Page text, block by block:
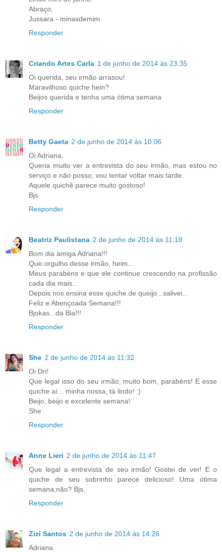
Abraço,
Jussara - minasdemim
Responder
Criando Artes Carla 1 de junho de 2014 às 23:35
Oi querida, seu irmão arrasou!
Maravilhoso quiche hein?
Beijos querida e tenha uma ótima semana
Responder
Betty Gaeta 2 de junho de 2014 às 10:06
Oi Adriana,
Queria muito ver a entrevista do seu irmão, mas estou no
serviço e não posso, vou tentar voltar mais tarde.
Aquele quichê parece muito gostoso!
Bjs
Responder
Beatriz Paulistana 2 de junho de 2014 às 11:18
Bom dia amiga Adriana!!!
Que orgulho desse irmão, heim...
Meus parabéns e que ele continue crescendo na profissão
cada dia mais...
Depois nos ensina esse quiche de queijo...salivei...
Feliz e Abençoada Semana!!!
Bjokas...da Bia!!!
Responder
She 2 de junho de 2014 às 11:32
Oi Dri!
Que legal isso do seu irmão, muito bom, parabéns! E esse
quiche aí... minha nossa, tá lindo! :)
Beijo, beijo e excelente semana!
She
Responder
Anne Lieri 2 de junho de 2014 às 11:47
Que legal a entrevista de seu irmão! Gostei de ver! E o
quiche de seu sobrinho parece delicioso! Uma ótima
semana,não? Bjs,
Responder
Zizi Santos 2 de junho de 2014 às 14:26
Adriana